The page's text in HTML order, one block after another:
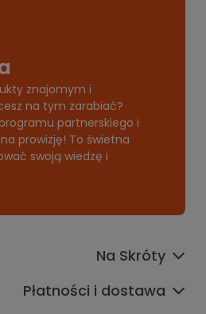
znajomym i
na tym zarabiać?
partnerskiego i
prowizję! To świetna
swoją wiedzę i
Na Skróty
Płatności i dostawa